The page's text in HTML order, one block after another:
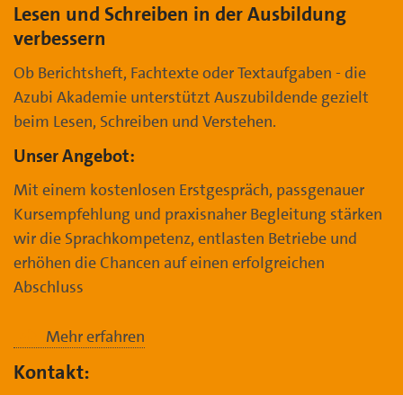
Lesen und Schreiben in der Ausbildung
verbessern
Ob Berichtsheft, Fachtexte oder Textaufgaben - die
Azubi Akademie unterstützt Auszubildende gezielt
beim Lesen, Schreiben und Verstehen.
Unser Angebot:
Mit einem kostenlosen Erstgespräch, passgenauer
Kursempfehlung und praxisnaher Begleitung stärken
wir die Sprachkompetenz, entlasten Betriebe und
erhöhen die Chancen auf einen erfolgreichen
Abschluss
Mehr erfahren
Kontakt: